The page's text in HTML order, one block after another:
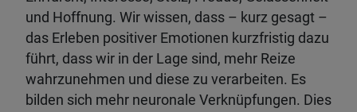
und Hoffnung. Wir wissen, dass – kurz gesagt –
das Erleben positiver Emotionen kurzfristig dazu
führt, dass wir in der Lage sind, mehr Reize
wahrzunehmen und diese zu verarbeiten. Es
bilden sich mehr neuronale Verknüpfungen. Dies